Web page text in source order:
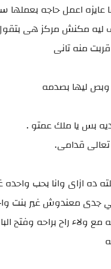
عايزه اعمل حاجه بعملها
ليه مكنش مركز هى
منه تانى
ليها بصدمه
بس يا ملك عمتو .
قدامى.
ده ازاى وانا بحب
معندوش غير بنت
ولاء راح براحه وفتح